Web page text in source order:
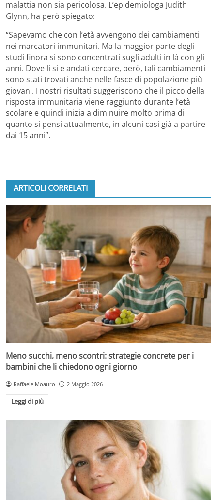
malattia non sia pericolosa. L’epidemiologa Judith
Glynn, ha però spiegato:
“Sapevamo che con l’età avvengono dei cambiamenti
nei marcatori immunitari. Ma la maggior parte degli
studi finora si sono concentrati sugli adulti in là con gli
anni. Dove li si è andati cercare, però, tali cambiamenti
sono stati trovati anche nelle fasce di popolazione più
giovani. I nostri risultati suggeriscono che il picco della
risposta immunitaria viene raggiunto durante l’età
scolare e quindi inizia a diminuire molto prima di
quanto si pensi attualmente, in alcuni casi già a partire
dai 15 anni”.
ARTICOLI CORRELATI
Meno succhi, meno scontri: strategie concrete per i
bambini che li chiedono ogni giorno
Raffaele Moauro 2 Maggio 2026
Leggi di più